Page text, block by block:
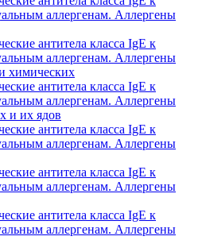
аллергенам. Аллергены
антитела класса IgE к
аллергенам. Аллергены
химических
антитела класса IgE к
аллергенам. Аллергены
и их ядов
антитела класса IgE к
аллергенам. Аллергены
антитела класса IgE к
аллергенам. Аллергены
антитела класса IgE к
аллергенам. Аллергены